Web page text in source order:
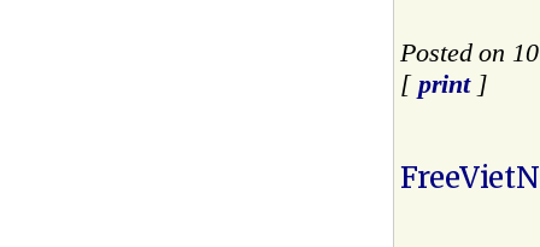
Posted on
[ print]